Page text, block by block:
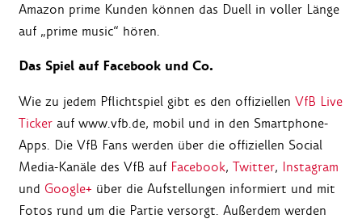
Amazon prime Kunden können das Duell in voller Länge
auf „prime music“ hören.
Das Spiel auf Facebook und Co.
Wie zu jedem Pflichtspiel gibt es den offiziellen VfB Live
Ticker auf www.vfb.de, mobil und in den Smartphone-
Apps. Die VfB Fans werden über die offiziellen Social
Media-Kanäle des VfB auf Facebook, Twitter, Instagram
und Google+ über die Aufstellungen informiert und mit
Fotos rund um die Partie versorgt. Außerdem werden